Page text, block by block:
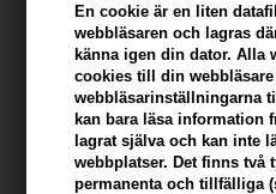
En cookie är en liten
webbläsaren och lagras
känna igen din dator. Alla
cookies till din webbläsare
webbläsarinställningarna
kan bara läsa information
lagrat själva och kan inte
webbplatser. Det finns två
permanenta och tillfälliga
Beard Monkey Hair Clay